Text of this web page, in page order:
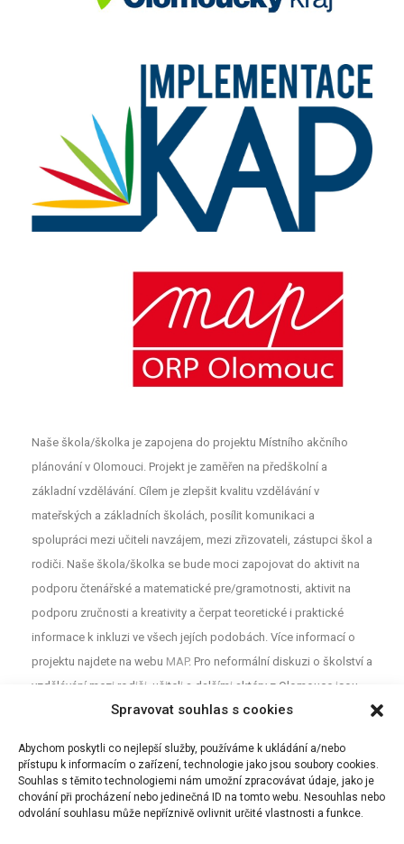
Spravovat souhlas s cookies
Abychom poskytli co nejlepší služby, používáme k ukládání a/nebo
přístupu k informacím o zařízení, technologie jako jsou soubory cookies.
Souhlas s těmito technologiemi nám umožní zpracovávat údaje, jako je
chování při procházení nebo jedinečná ID na tomto webu. Nesouhlas nebo
odvolání souhlasu může nepříznivě ovlivnit určité vlastnosti a funkce.
Naše škola/školka je zapojena do projektu Místního akčního
plánování v Olomouci. Projekt je zaměřen na předškolní a
základní vzdělávání. Cílem je zlepšit kvalitu vzdělávání v
mateřských a základních školách, posílit komunikaci a
spolupráci mezi učiteli navzájem, mezi zřizovateli, zástupci škol a
rodiči. Naše škola/školka se bude moci zapojovat do aktivit na
podporu čtenářské a matematické pre/gramotnosti, aktivit na
podporu zručnosti a kreativity a čerpat teoretické i praktické
informace k inkluzi ve všech jejích podobách. Více informací o
projektu najdete na webu MAP. Pro neformální diskuzi o školství a
vzdělávání mezi rodiči, učiteli a dalšími aktéry z Olomouce jsou
určeny Facebookové stránky (MAP Olomouc).